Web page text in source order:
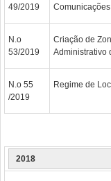
49/2019
Comunicações
N.o
53/2019
Criação de
Administrativo
N.o 55
/2019
Regime de
2018